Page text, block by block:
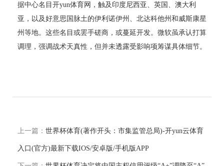
据中心名目开yun体育网，触及印度尼西亚、英国、澳大利
亚，以及好意思国脉土的伊利诺伊州、北达科他州和威斯康星
州等地。这些名目或罢手磋商，或蔓延开发。微软虽承认打算
调理，强调战术天真性，但并未透露受影响项筹谋具体细节。
上一篇： 世界杯体育(著作开头：市集监管总局)-开yun云体育
入口(官方)最新下载IOS/安卓版/手机版APP